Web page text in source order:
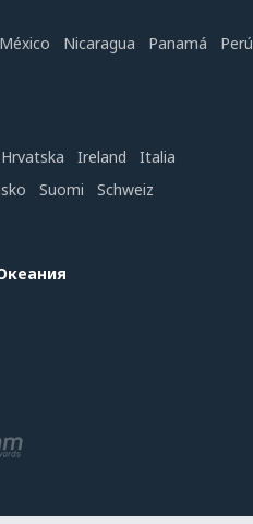
México Nicaragua Panamá Perú
Hrvatska Ireland
Italia
Suomi Schweiz